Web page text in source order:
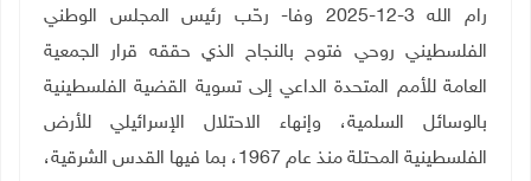
رام الله 3-12-2025 وفا- رحّب رئيس المجلس الوطني
الفلسطيني روحي فتوح بالنجاح الذي حققه قرار الجمعية
العامة للأمم المتحدة الداعي إلى تسوية القضية الفلسطينية
بالوسائل السلمية، وإنهاء الاحتلال الإسرائيلي للأرض
الفلسطينية المحتلة منذ عام 1967، بما فيها القدس الشرقية،